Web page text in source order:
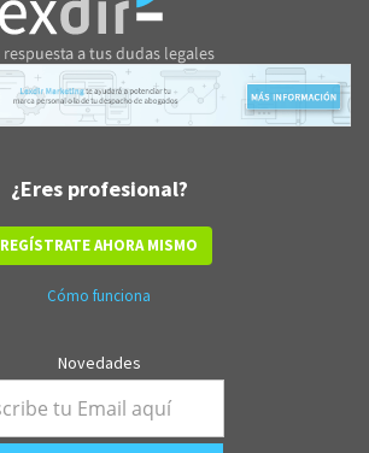
¿Eres profesional?
REGÍSTRATE AHORA MISMO
Cómo funciona
Novedades